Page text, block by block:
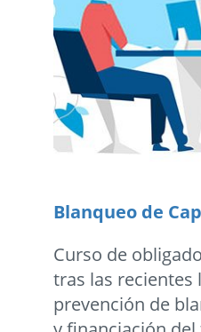
Blanqueo de
Curso de
tras las recientes
prevención de